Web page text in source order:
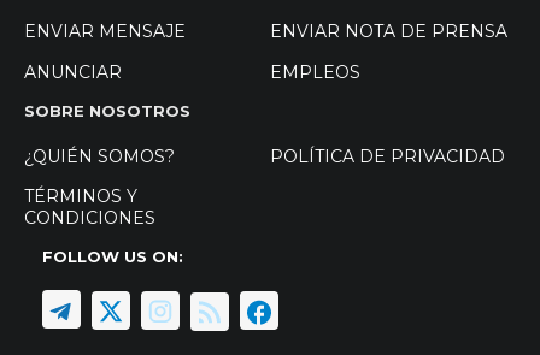
ENVIAR MENSAJE
ENVIAR NOTA DE PRENSA
ANUNCIAR
EMPLEOS
SOBRE NOSOTROS
¿QUIÉN SOMOS?
POLÍTICA DE PRIVACIDAD
TÉRMINOS Y
CONDICIONES
FOLLOW US ON: